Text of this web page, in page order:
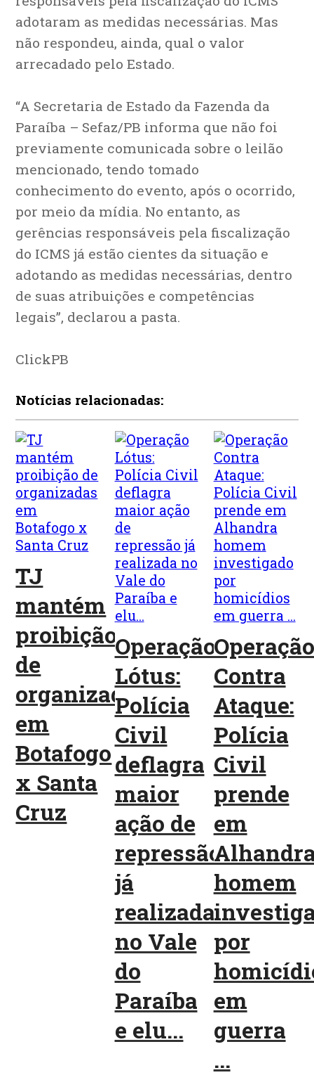
adotaram as medidas necessárias. Mas
não respondeu, ainda, qual o valor
arrecadado pelo Estado.
“A Secretaria de Estado da Fazenda da
Paraíba – Sefaz/PB informa que não foi
previamente comunicada sobre o leilão
mencionado, tendo tomado
conhecimento do evento, após o ocorrido,
por meio da mídia. No entanto, as
gerências responsáveis pela fiscalização
do ICMS já estão cientes da situação e
adotando as medidas necessárias, dentro
de suas atribuições e competências
legais”, declarou a pasta.
ClickPB
Notícias relacionadas:
TJ
mantém
proibição
de
organizadas
em
Botafogo
x Santa
Cruz
Operação
Lótus:
Polícia
Civil
deflagra
maior
ação de
repressão
já
realizada
no Vale
do
Paraíba
e elu...
Operação
Contra
Ataque:
Polícia
Civil
prende
em
homem
por
em
guerra
...